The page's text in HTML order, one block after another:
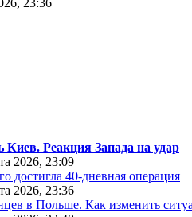
23:36
Реакция Запада на удар
2026, 23:09
достигла 40-дневная операция
2026, 23:36
в Польше. Как изменить